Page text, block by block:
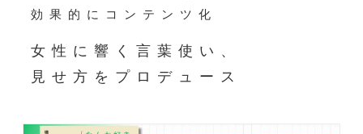
効果的にコンテンツ化
女性に響く言葉使い、
見せ方をプロデュース